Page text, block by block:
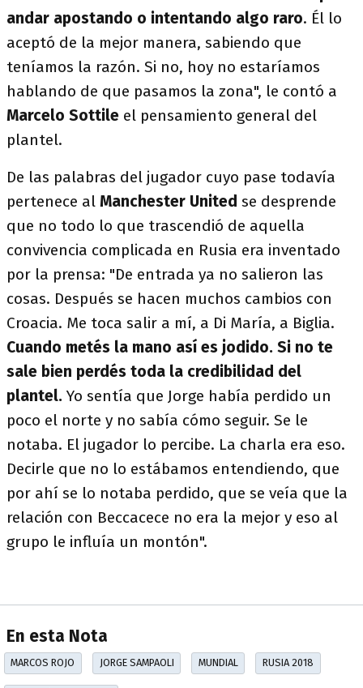
andar apostando o intentando algo raro. Él lo
aceptó de la mejor manera, sabiendo que
teníamos la razón. Si no, hoy no estaríamos
hablando de que pasamos la zona", le contó a
Marcelo Sottile el pensamiento general del
plantel.
De las palabras del jugador cuyo pase todavía
pertenece al Manchester United se desprende
que no todo lo que trascendió de aquella
convivencia complicada en Rusia era inventado
por la prensa: "De entrada ya no salieron las
cosas. Después se hacen muchos cambios con
Croacia. Me toca salir a mí, a Di María, a Biglia.
Cuando metés la mano así es jodido. Si no te
sale bien perdés toda la credibilidad del
plantel. Yo sentía que Jorge había perdido un
poco el norte y no sabía cómo seguir. Se le
notaba. El jugador lo percibe. La charla era eso.
Decirle que no lo estábamos entendiendo, que
por ahí se lo notaba perdido, que se veía que la
relación con Beccacece no era la mejor y eso al
grupo le influía un montón".
En esta Nota
MARCOS ROJO JORGE SAMPAOLI MUNDIAL RUSIA 2018